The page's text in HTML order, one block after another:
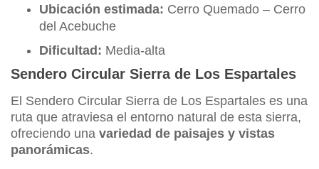
Ubicación estimada: Cerro Quemado – Cerro
del Acebuche
Dificultad: Media-alta
Sendero Circular Sierra de Los Espartales
El Sendero Circular Sierra de Los Espartales es una
ruta que atraviesa el entorno natural de esta sierra,
ofreciendo una variedad de paisajes y vistas
panorámicas.